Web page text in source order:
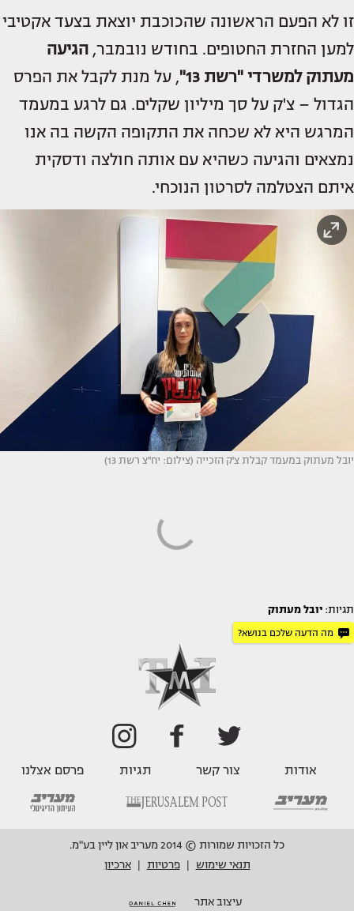
זו לא הפעם הראשונה שהכוכבת יוצאת בצעד אקטיבי
למען החזרת החטופים. בחודש נובמבר, הגיעה
מעתוק למשרדי "רשת 13"
, על מנת לקבל את הפרס
הגדול – צ'ק על סך מיליון שקלים. גם לרגע במעמד
המרגש היא לא שכחה את התקופה הקשה בה אנו
נמצאים והגיעה כשהיא עם אותה חולצה ודסקית
איתם הצטלמה לסרטון הנוכחי.
יובל מעתוק במעמד קבלת צ'ק הזכייה (צילום: יח''צ רשת 13)
תגיות: יובל מעתוק
מה הדעה שלכם בנושא?
אודות צור קשר תגיות פרסם אצלנו
כל הזכויות שמורות © 2014 מעריב און ליין בע"מ.
תנאי שימוש
פרטיות ארכיון
עיצוב אתר